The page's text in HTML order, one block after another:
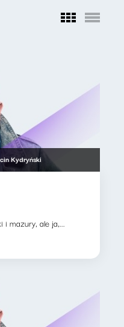
Kydryński
i mazury, ale ja,...